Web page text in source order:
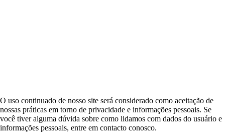
O uso continuado de nosso site será considerado como aceitação de
nossas práticas em torno de privacidade e informações pessoais. Se
você tiver alguma dúvida sobre como lidamos com dados do usuário e
informações pessoais, entre em contacto conosco.